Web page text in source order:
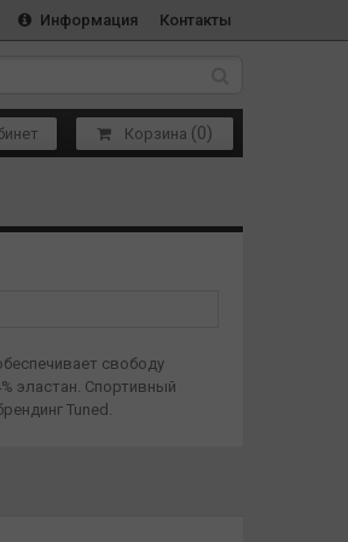
Информация Контакты
Корзина (0)
свободу
эластан. Спортивный
Tuned.